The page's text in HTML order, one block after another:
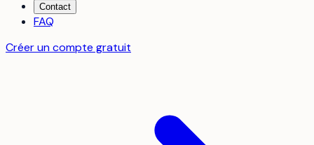
Contact
FAQ
Créer un compte gratuit